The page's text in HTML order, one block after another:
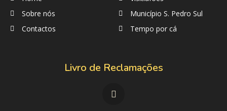
Sobre nós
Contactos
Município S. Pedro Sul
Tempo por cá
Livro de Reclamações